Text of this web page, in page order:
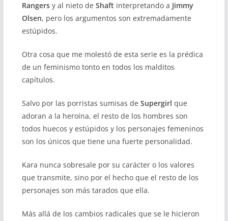
Rangersy al nieto de Shaft interpretando a Jimmy
Olsen, pero los argumentos son extremadamente
estúpidos.
Otra cosa que me molestó de esta serie es la prédica
de un feminismo tonto en todos los malditos
capítulos.
Salvo por las porristas sumisas de Supergirl que
adoran a la heroína, el resto de los hombres son
todos huecos y estúpidos y los personajes femeninos
son los únicos que tiene una fuerte personalidad.
Kara nunca sobresale por su carácter o los valores
que transmite, sino por el hecho que el resto de los
personajes son más tarados que ella.
Más allá de los cambios radicales que se le hicieron